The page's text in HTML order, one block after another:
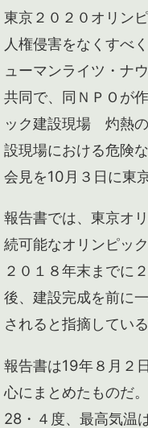
東京２０２０オリン
人権侵害をなくすべ
ューマンライツ・ナ
共同で、同ＮＰＯが
ック建設現場 灼熱
設現場における危険
会見を10月３日に東
報告書では、東京オ
続可能なオリンピッ
２０１８年末までに
後、建設完成を前に
されると指摘している
報告書は19年８月２
心にまとめたものだ
28・４度、最高気温